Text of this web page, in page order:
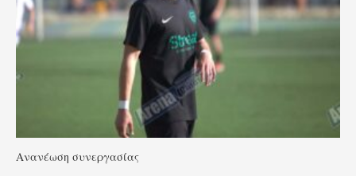
Ανανέωση συνεργασίας